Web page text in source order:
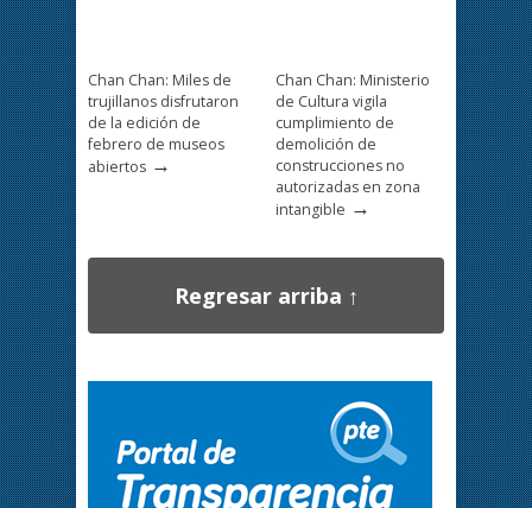
Chan Chan: Miles de
trujillanos disfrutaron
de la edición de
febrero de museos
abiertos →
Chan Chan: Ministerio
de Cultura vigila
cumplimiento de
demolición de
construcciones no
autorizadas en zona
intangible →
Regresar arriba ↑